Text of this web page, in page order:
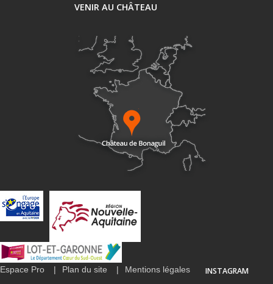
VENIR AU CHÂTEAU
Espace Pro Plan du site Mentions légales INSTAGRAM